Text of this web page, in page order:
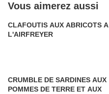
Vous aimerez aussi
CLAFOUTIS AUX ABRICOTS A
L'AIRFREYER
CRUMBLE DE SARDINES AUX
POMMES DE TERRE ET AUX